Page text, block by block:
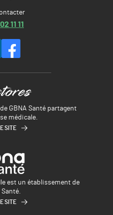
11 11
GBNA Santé partagent
médicale.
SITE
est un établissement de
Santé.
SITE